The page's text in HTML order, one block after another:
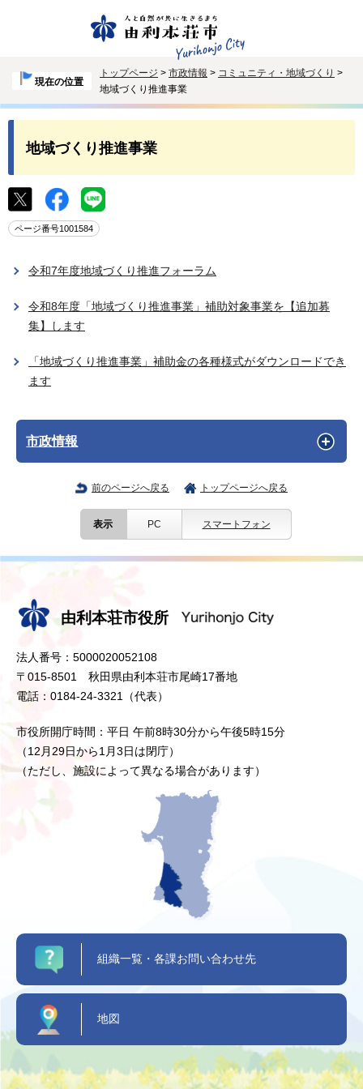
現在の位置
トップページ > 市政情報 > コミュニティ・地域づくり >
地域づくり推進事業
地域づくり推進事業
ページ番号1001584
令和7年度地域づくり推進フォーラム
令和8年度「地域づくり推進事業」補助対象事業を【追加募
集】します
「地域づくり推進事業」補助金の各種様式がダウンロードでき
ます
市政情報
前のページへ戻る トップページへ戻る
表示 PC スマートフォン
由利本荘市役所
法人番号：5000020052108
〒015-8501 秋田県由利本荘市尾崎17番地
電話：0184-24-3321（代表）
市役所開庁時間：平日 午前8時30分から午後5時15分
（12月29日から1月3日は閉庁）
（ただし、施設によって異なる場合があります）
組織一覧・各課お問い合わせ先
地図